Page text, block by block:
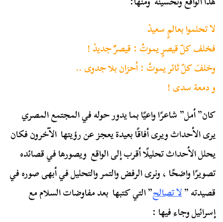
لا تحلموا بعالمٍ سعيدْ
فخلف كلّ قيصرٍ يموتُ : قيصرٌ جديدْ !
وخلفَ كلّ ثائر يموتُ : أحزان بلا جدوى ..
و دمعة سدى !
كان” أمل” شاعرًا واعيًا بما يدور حوله في المجتمع المصري
يرى الأحداث ويرى أفاقًا بعيدة يعجز عن رؤيتها الآخرون فكان
يحلل الأحداث تحليلًا أقرب إلى الواقع ويصورها في قصائده
تصويرًا واضحًا ، ونرى الرفض والتمر والتحليل في أبهى صوره في
قصيدته ”لا تصالح” التي كتبها بعد مفاوضات السلام مع
إسرائيل وجاء فيها :